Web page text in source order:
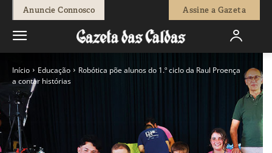
Anuncie Connosco Assine a Gazeta
Início Educação
Robótica põe alunos do 1.º ciclo da Raul Proença
a contar histórias